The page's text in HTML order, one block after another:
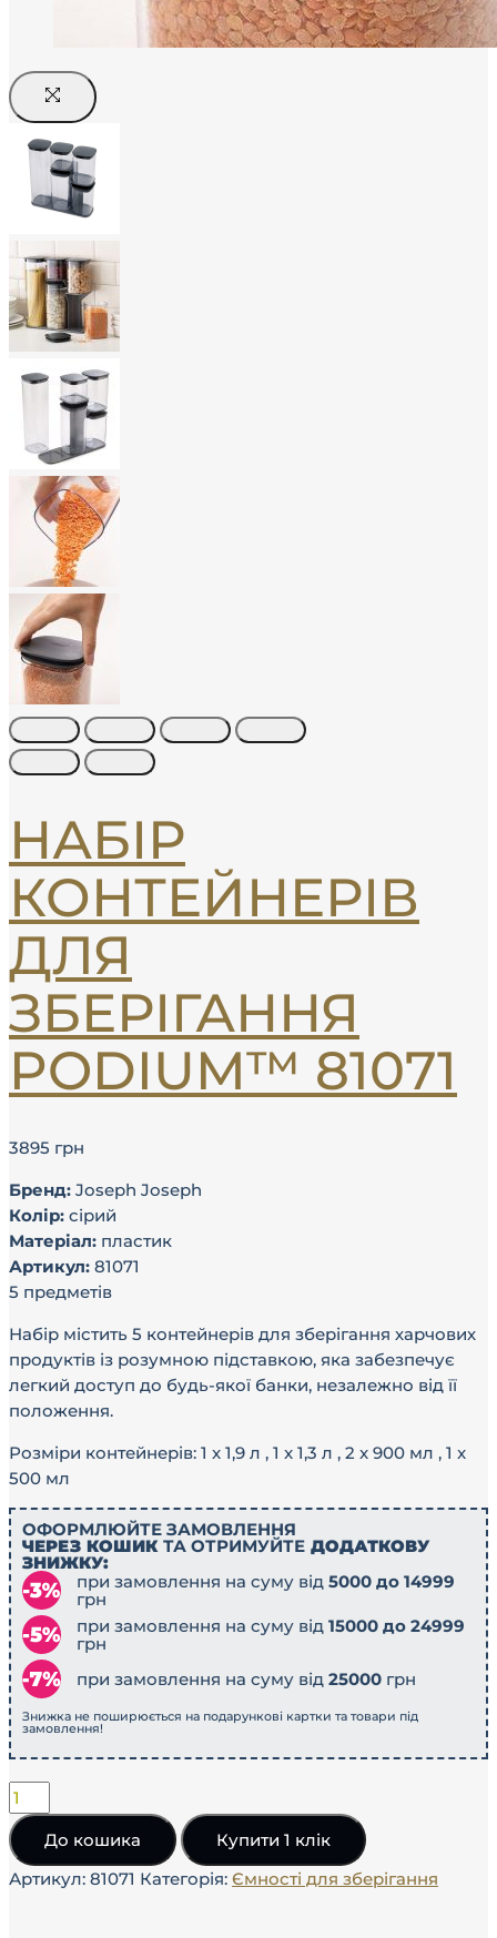
НАБІР
КОНТЕЙНЕРІВ
ДЛЯ
ЗБЕРІГАННЯ
PODIUM™ 81071
3895 грн
Бренд: Joseph Joseph
Колір: сірий
Матеріал: пластик
Артикул: 81071
5 предметів
Набір містить 5 контейнерів для зберігання харчових
продуктів із розумною підставкою, яка забезпечує
легкий доступ до будь-якої банки, незалежно від її
положення.
Розміри контейнерів: 1 x 1,9 л , 1 x 1,3 л , 2 x 900 мл , 1 x
500 мл
ОФОРМЛЮЙТЕ ЗАМОВЛЕННЯ
ЧЕРЕЗ КОШИК ТА ОТРИМУЙТЕ ДОДАТКОВУ
ЗНИЖКУ:
при замовлення на суму від 5000 до 14999
грн
при замовлення на суму від 15000 до 24999
грн
при замовлення на суму від 25000грн
Знижка не поширюється на подарункові картки та товари під
замовлення!
До кошика
Купити 1 клік
Артикул: 81071 Категорія: Ємності для зберігання